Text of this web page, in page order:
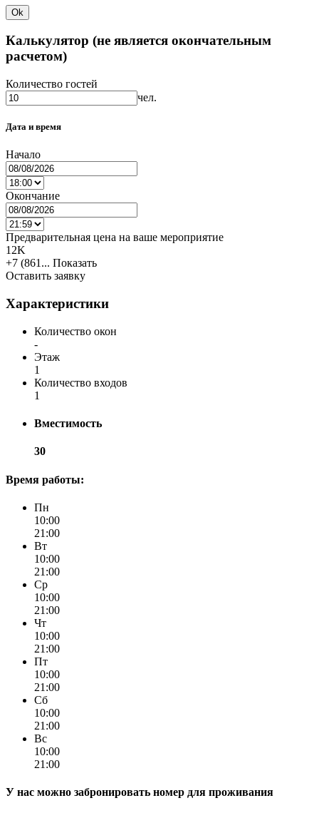
Ok
Калькулятор (не является окончательным
расчетом)
Количество гостей
чел.
Дата и время
Начало
Окончание
Предварительная цена на ваше мероприятие
12K
+7 (861... Показать
Оставить заявку
Характеристики
Количество окон
-
Этаж
1
Количество входов
1
Вместимость
30
Время работы:
Пн
10:00
21:00
Вт
10:00
21:00
Ср
10:00
21:00
Чт
10:00
21:00
Пт
10:00
21:00
Сб
10:00
21:00
Вс
10:00
21:00
У нас можно забронировать номер для проживания